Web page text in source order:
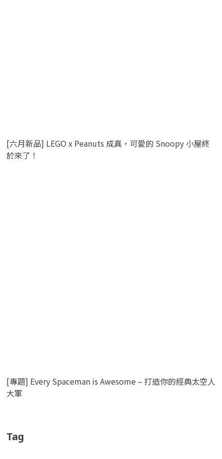
[六月新品] LEGO x Peanuts 成真，可愛的 Snoopy 小屋終
於來了！
[專題] Every Spaceman is Awesome – 打造你的經典太空人
大軍
Tag